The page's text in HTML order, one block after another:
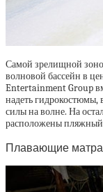
Самой зрелищной
волновой бассейн в
Entertainment Group
надеть гидрокостюмы,
силы на волне. На
расположены пляжный
Плавающие